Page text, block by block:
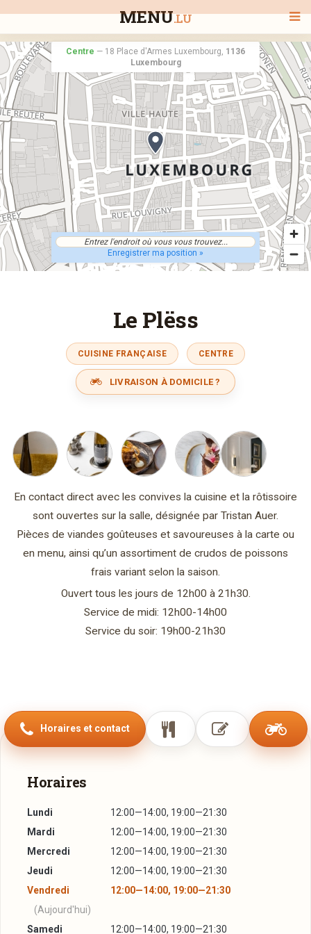
MENU.LU
BIENVENUE
TOUS LES RESTAURANTS
RECHERCHER UN RESTAURANT
Centre — 18 Place d'Armes Luxembourg, 1136
Luxembourg
Enregistrer ma position »
Le Plëss
CUISINE FRANÇAISE CENTRE
LIVRAISON À DOMICILE ?
En contact direct avec les convives la cuisine et la rôtissoire
sont ouvertes sur la salle, désignée par Tristan Auer.
Pièces de viandes goûteuses et savoureuses à la carte ou
en menu, ainsi qu’un assortiment de crudos de poissons
frais variant selon la saison.
Ouvert tous les jours de 12h00 à 21h30.
Service de midi: 12h00-14h00
Service du soir: 19h00-21h30
Horaires et contact
Horaires
Lundi
12:00—14:00, 19:00—21:30
Mardi
12:00—14:00, 19:00—21:30
Mercredi
12:00—14:00, 19:00—21:30
Jeudi
12:00—14:00, 19:00—21:30
Vendredi
12:00—14:00, 19:00—21:30
(Aujourd'hui)
Samedi
12:00—14:00, 19:00—21:30